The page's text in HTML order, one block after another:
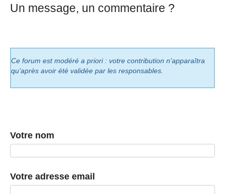
Un message, un commentaire ?
Ce forum est modéré a priori : votre contribution n’apparaîtra
qu’après avoir été validée par les responsables.
Votre nom
Votre adresse email